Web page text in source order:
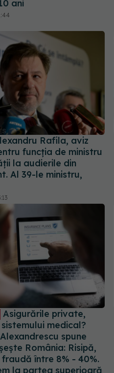
ani
Rafila, aviz
funcția de ministru
la audierile din
Al 39-le ministru,
Asigurările private,
medical?
spune
România: Risipă,
între 8% - 40%.
la partea superioară